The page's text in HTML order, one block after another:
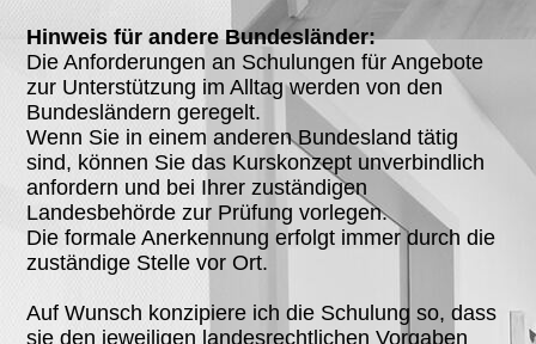
Hinweis für andere Bundesländer:
Die Anforderungen an Schulungen für Angebote
zur Unterstützung im Alltag werden von den
Bundesländern geregelt.
Wenn Sie in einem anderen Bundesland tätig
sind, können Sie das Kurskonzept unverbindlich
anfordern und bei Ihrer zuständigen
Landesbehörde zur Prüfung vorlegen.
Die formale Anerkennung erfolgt immer durch die
zuständige Stelle vor Ort.
Auf Wunsch konzipiere ich die Schulung so, dass
sie den jeweiligen landesrechtlichen Vorgaben